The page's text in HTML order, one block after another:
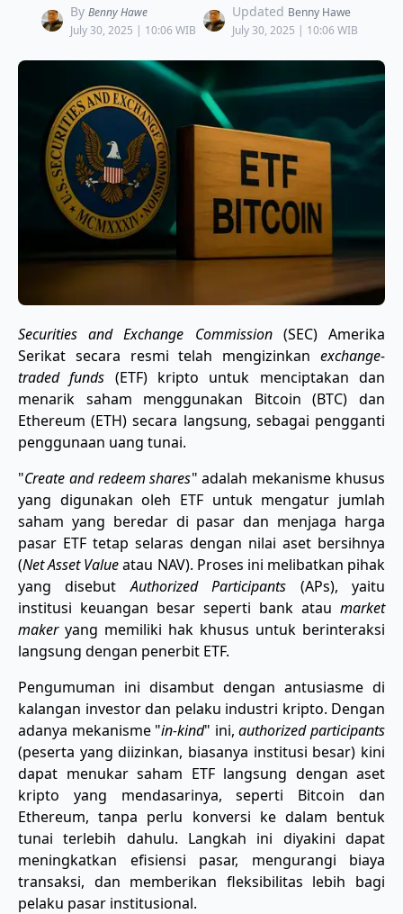
By Benny Hawe
July 30, 2025 | 10:06 WIB
Updated Benny Hawe
July 30, 2025 | 10:06 WIB
Securities and Exchange Commission (SEC) Amerika
Serikat secara resmi telah mengizinkan exchange-
traded funds (ETF) kripto untuk menciptakan dan
menarik saham menggunakan Bitcoin (BTC) dan
Ethereum (ETH) secara langsung, sebagai pengganti
penggunaan uang tunai.
"Create and redeem shares" adalah mekanisme khusus
yang digunakan oleh ETF untuk mengatur jumlah
saham yang beredar di pasar dan menjaga harga
pasar ETF tetap selaras dengan nilai aset bersihnya
(Net Asset Valueatau NAV). Proses ini melibatkan pihak
yang disebutAuthorized Participants (APs), yaitu
institusi keuangan besar seperti bank atau market
maker yang memiliki hak khusus untuk berinteraksi
langsung dengan penerbit ETF.
Pengumuman ini disambut dengan antusiasme di
kalangan investor dan pelaku industri kripto. Dengan
adanya mekanisme "in-kind" ini,authorized participants
(peserta yang diizinkan, biasanya institusi besar) kini
dapat menukar saham ETF langsung dengan aset
kripto yang mendasarinya, seperti Bitcoin dan
Ethereum, tanpa perlu konversi ke dalam bentuk
tunai terlebih dahulu. Langkah ini diyakini dapat
meningkatkan efisiensi pasar, mengurangi biaya
transaksi, dan memberikan fleksibilitas lebih bagi
pelaku pasar institusional.